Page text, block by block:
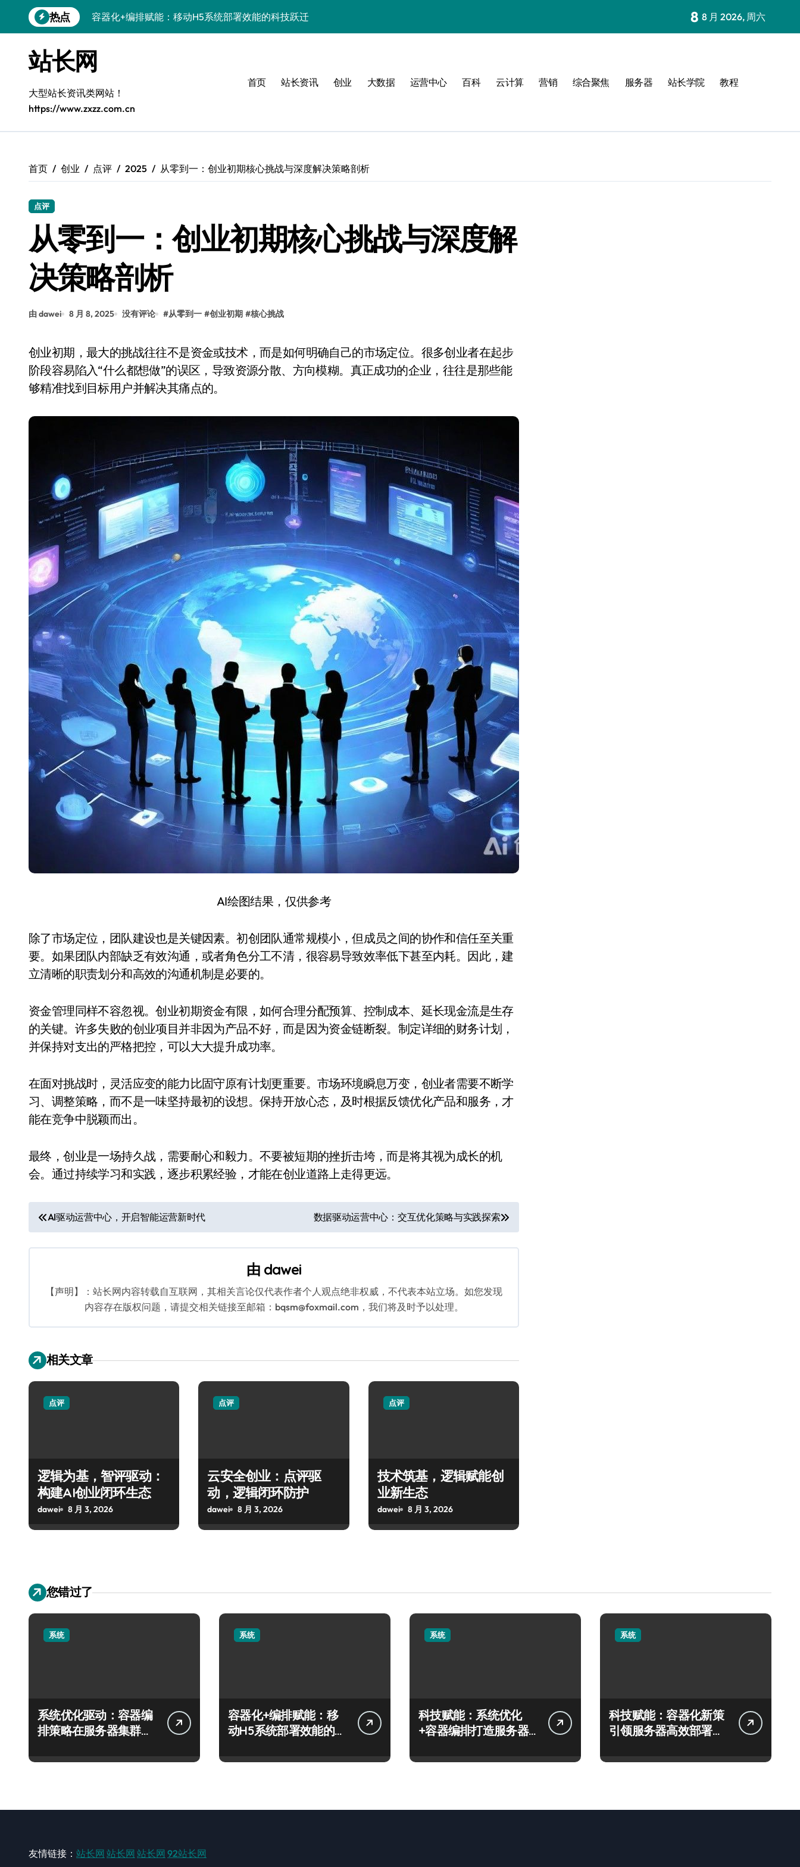
到
热点
容器化+编排赋能：移动H5系统部署效能的科技跃迁
科技赋能：容器化新策引领服务器高效部署与智能编排革新
科技赋能：系统容器智能优化，高效编排促服务器性能飙升
弹性架构赋能精准计算，重塑云端体验
Windows开发环境搭建：运行库管理全攻略
鸿蒙云架构下弹性计算优化探索
系统优化驱动：容器编排策略在服务器集群的科技分类实践
8 8 月 2026, 周六
站长网
大型站长资讯类网站！
https://www.zxzz.com.cn
首页 站长资讯 创业 大数据 运营中心 百科 云计算 营销 综合聚焦 服务器 站长学院 教程
首页 创业 点评 2025 从零到一：创业初期核心挑战与深度解决策略剖析
点评
从零到一：创业初期核心挑战与深度解
决策略剖析
由 dawei 8 月 8, 2025 没有评论 #从零到一 #创业初期 #核心挑战
创业初期，最大的挑战往往不是资金或技术，而是如何明确自己的市场定位。很多创业者在起步
阶段容易陷入“什么都想做”的误区，导致资源分散、方向模糊。真正成功的企业，往往是那些能
够精准找到目标用户并解决其痛点的。
AI绘图结果，仅供参考
除了市场定位，团队建设也是关键因素。初创团队通常规模小，但成员之间的协作和信任至关重
要。如果团队内部缺乏有效沟通，或者角色分工不清，很容易导致效率低下甚至内耗。因此，建
立清晰的职责划分和高效的沟通机制是必要的。
资金管理同样不容忽视。创业初期资金有限，如何合理分配预算、控制成本、延长现金流是生存
的关键。许多失败的创业项目并非因为产品不好，而是因为资金链断裂。制定详细的财务计划，
并保持对支出的严格把控，可以大大提升成功率。
在面对挑战时，灵活应变的能力比固守原有计划更重要。市场环境瞬息万变，创业者需要不断学
习、调整策略，而不是一味坚持最初的设想。保持开放心态，及时根据反馈优化产品和服务，才
能在竞争中脱颖而出。
最终，创业是一场持久战，需要耐心和毅力。不要被短期的挫折击垮，而是将其视为成长的机
会。通过持续学习和实践，逐步积累经验，才能在创业道路上走得更远。
文
章
AI驱动运营中心，开启智能运营新时代 数据驱动运营中心：交互优化策略与实践探索
由 dawei
【声明】：站长网内容转载自互联网，其相关言论仅代表作者个人观点绝非权威，不代表本站立场。如您发现
内容存在版权问题，请提交相关链接至邮箱：bqsm@foxmail.com，我们将及时予以处理。
相关文章
点评
逻辑为基，智评驱动：
构建AI创业闭环生态
dawei 8 月 3, 2026
点评
云安全创业：点评驱
动，逻辑闭环防护
dawei 8 月 3, 2026
点评
技术筑基，逻辑赋能创
业新生态
dawei 8 月 3, 2026
您错过了
系统
系统优化驱动：容器编
排策略在服务器集群的
系统
容器化+编排赋能：移
动H5系统部署效能的科
系统
科技赋能：系统优化
+容器编排打造服务器
系统
科技赋能：容器化新策
引领服务器高效部署与
友情链接： 站长网 站长网 站长网 92站长网